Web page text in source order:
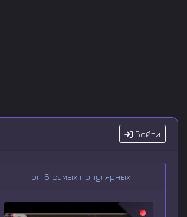
Войти
Топ 5 самых популярных